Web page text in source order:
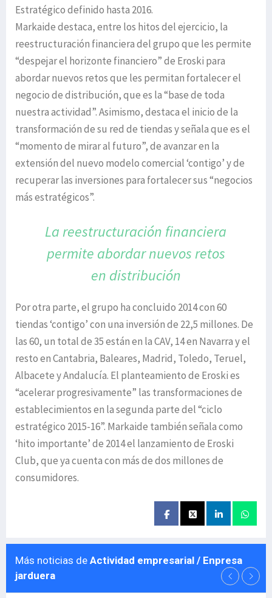
Estratégico definido hasta 2016.
Markaide destaca, entre los hitos del ejercicio, la
reestructuración financiera del grupo que les permite
“despejar el horizonte financiero” de Eroski para
abordar nuevos retos que les permitan fortalecer el
negocio de distribución, que es la “base de toda
nuestra actividad”. Asimismo, destaca el inicio de la
transformación de su red de tiendas y señala que es el
“momento de mirar al futuro”, de avanzar en la
extensión del nuevo modelo comercial ‘contigo’ y de
recuperar las inversiones para fortalecer sus “negocios
más estratégicos”.
La reestructuración financiera
permite abordar nuevos retos
en distribución
Por otra parte, el grupo ha concluido 2014 con 60
tiendas ‘contigo’ con una inversión de 22,5 millones. De
las 60, un total de 35 están en la CAV, 14 en Navarra y el
resto en Cantabria, Baleares, Madrid, Toledo, Teruel,
Albacete y Andalucía. El planteamiento de Eroski es
“acelerar progresivamente” las transformaciones de
establecimientos en la segunda parte del “ciclo
estratégico 2015-16”. Markaide también señala como
‘hito importante’ de 2014 el lanzamiento de Eroski
Club, que ya cuenta con más de dos millones de
consumidores.
Más noticias de Actividad empresarial / Enpresa
jarduera